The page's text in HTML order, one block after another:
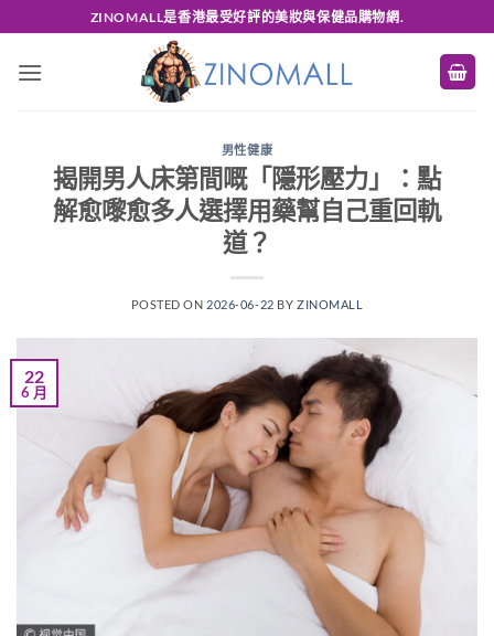
to
content
ZINOMALL是香港最受好評的美妝與保健品購物網.
男性健康
揭開男人床第間嘅「隱形壓力」：點
解愈嚟愈多人選擇用藥幫自己重回軌
道？
POSTED ON 2026-06-22 BY ZINOMALL
22
6 月